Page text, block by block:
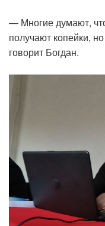
— Многие думают,
получают копейки,
говорит Богдан.